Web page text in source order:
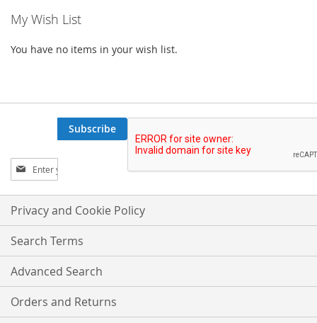
My Wish List
You have no items in your wish list.
Sign
Up
for
Our
Newsletter:
Subscribe
Privacy and Cookie Policy
Search Terms
Advanced Search
Orders and Returns